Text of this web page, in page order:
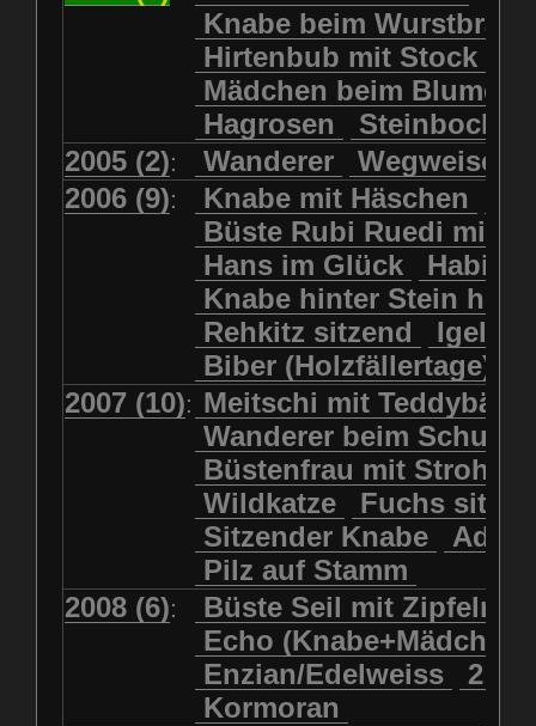
Mädchen beim Blumenpflücken
Mädchen in Regenjacke
Mädchen in Regenjacke und
Mädchen mit Regenmolch
Mädchen mit Schmetterling
Mätti Grossmann-Michel
Meitschi (Rundweg)
Meitschi mit Teddybär
Pilzfraueli Risetenmandli
Sitzender Knabe Tengeler
Wanderer
Wanderer beim Schuhbinden
Wegweiser Wilde Hilde
Wildhüter Wurzelkind
Luchs schreitend
Luchs sitzend Murmeltier
Murmeltiere Rehbockkopf
Rehkitz Rehkitz sitzend
Salamader Schmetterling
Schmetterlinge Schnecke
Schwarznasenschaf
Schwarznasenschaf mit Kalb
Steinbock
Steinbock Steinmarder
Uhu Uhu mit Jungen
Waschbär Wildkatze
Wolf Ziegenkopf
Knabe beim
Hirtenbub mit Stock
Mädchen beim
Hagrosen
Steinbock
2005 (2): Wanderer
Wegweiser
2006 (9): Knabe mit Häschen
Büste Rubi Ruedi mit
Hans im Glück
Knabe hinter Stein
Rehkitz sitzend
Igel
Biber (Holzfällertage)
2007 (10): Meitschi mit Teddybär
Wanderer beim
Büstenfrau mit Strohut
Wildkatze
Fuchs
Sitzender Knabe
Adler
Pilz auf Stamm
2008 (6):
Büste Seil mit
Echo
Enzian/Edelweiss
2
Kormoran